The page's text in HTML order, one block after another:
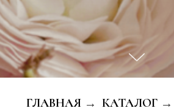
ГЛАВНАЯ → КАТАЛОГ →